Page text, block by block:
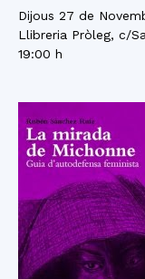
Dijous 27 de
Llibreria Pròleg, c/
19:00 h